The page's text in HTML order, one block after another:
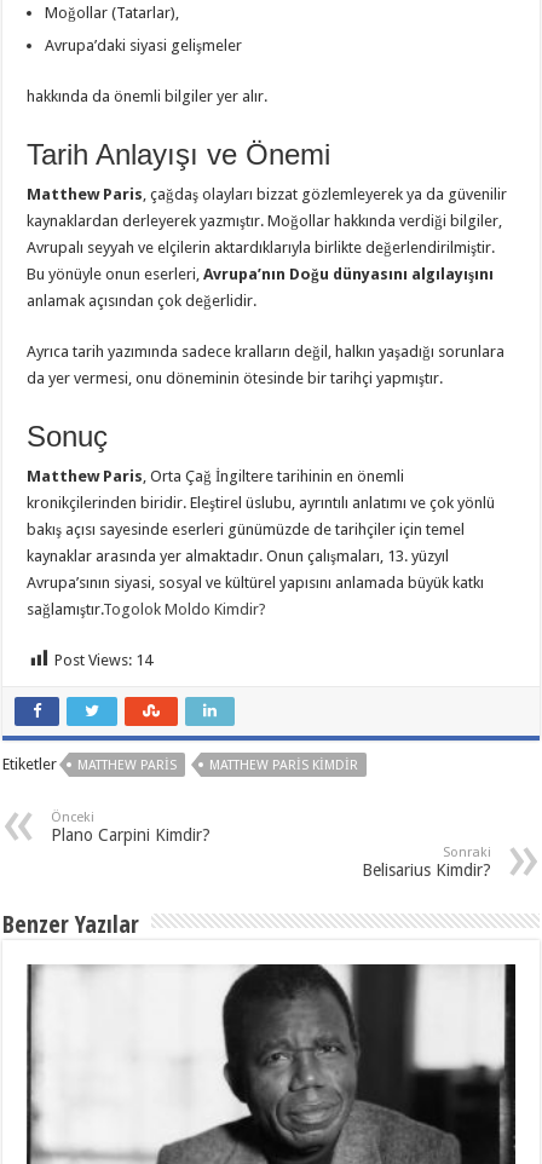
Moğollar (Tatarlar),
Avrupa’daki siyasi gelişmeler
hakkında da önemli bilgiler yer alır.
Tarih Anlayışı ve Önemi
Matthew Paris , çağdaş olayları bizzat gözlemleyerek ya da güvenilir
kaynaklardan derleyerek yazmıştır. Moğollar hakkında verdiği bilgiler,
Avrupalı seyyah ve elçilerin aktardıklarıyla birlikte değerlendirilmiştir.
Bu yönüyle onun eserleri,Avrupa’nın Doğu dünyasını algılayışını
anlamak açısından çok değerlidir.
Ayrıca tarih yazımında sadece kralların değil, halkın yaşadığı sorunlara
da yer vermesi, onu döneminin ötesinde bir tarihçi yapmıştır.
Sonuç
Matthew Paris , Orta Çağ İngiltere tarihinin en önemli
kronikçilerinden biridir. Eleştirel üslubu, ayrıntılı anlatımı ve çok yönlü
bakış açısı sayesinde eserleri günümüzde de tarihçiler için temel
kaynaklar arasında yer almaktadır. Onun çalışmaları, 13. yüzyıl
Avrupa’sının siyasi, sosyal ve kültürel yapısını anlamada büyük katkı
sağlamıştır.Togolok Moldo Kimdir?
Post Views: 14
Etiketler MATTHEW PARIS MATTHEW PARIS KIMDIR
Önceki
Plano Carpini Kimdir?
Sonraki
Belisarius Kimdir?
Benzer Yazılar